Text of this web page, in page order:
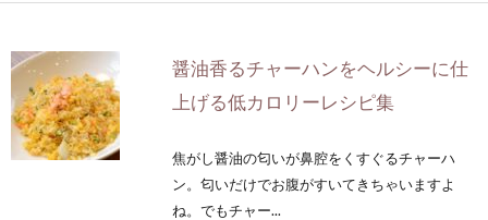
醤油香るチャーハンをヘルシーに仕
上げる低カロリーレシピ集
焦がし醤油の匂いが鼻腔をくすぐるチャーハ
ン。匂いだけでお腹がすいてきちゃいますよ
ね。でもチャー...